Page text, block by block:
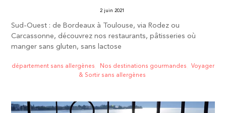
2 juin 2021
Sud-Ouest : de Bordeaux à Toulouse, via Rodez ou
Carcassonne, découvrez nos restaurants, pâtisseries où
manger sans gluten, sans lactose
département sans allergènes Nos destinations gourmandes
Voyager
& Sortir sans allergènes